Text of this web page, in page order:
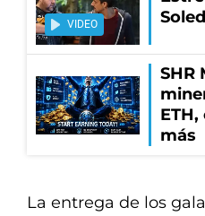
VIDEO
SHR
más
La entrega de los